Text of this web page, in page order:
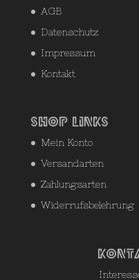
AGB
Datenschutz
Impressum
Kontakt
Shop Links
Mein Konto
Versandarten
Zahlungsarten
Widerrufsbelehrung